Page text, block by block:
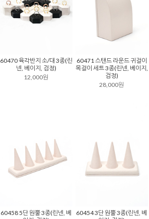
60470 육각반지 소/대 3종(린
넨, 베이지, 검정)
12,000원
60471 스탠드 라운드 귀걸이
목걸이 세트 3종(린넨, 베이지,
검정)
28,000원
60458 5단 원뿔 3종(린넨, 베
60454 3단 원뿔 3종(린넨, 베